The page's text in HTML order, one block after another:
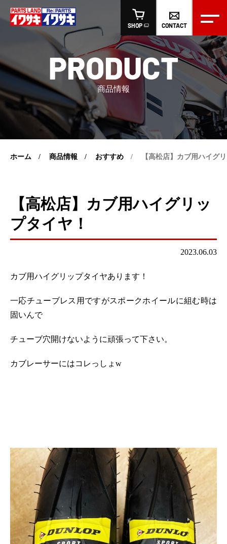
SHOP CONTACT
商品情報
PRODUCT
ホーム 商品情報 おすすめ 【高松店】カブ用ハイグ
【高松店】カブ用ハイグリッ
プタイヤ！
2023.06.03
カブ用ハイグリップタイヤあります！
一応チューブレス用ですがスポークホイールに組む時は
固いんで
チューブ穴開けないように頑張って下さい。
カブレーサーにはコレっしょw